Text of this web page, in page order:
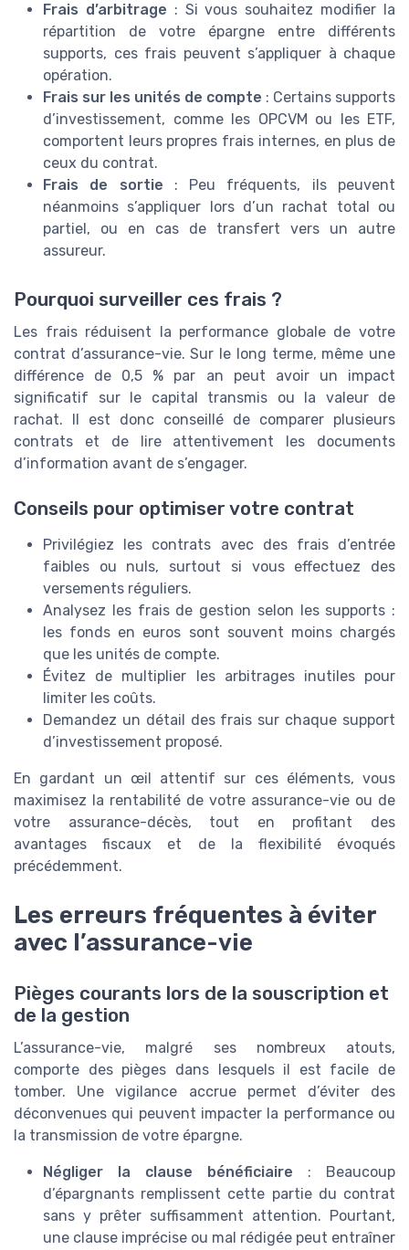
Frais d’arbitrage : Si vous souhaitez modifier la
répartition de votre épargne entre différents
supports, ces frais peuvent s’appliquer à chaque
opération.
Frais sur les unités de compte : Certains supports
d’investissement, comme les OPCVM ou les ETF,
comportent leurs propres frais internes, en plus de
ceux du contrat.
Frais de sortie : Peu fréquents, ils peuvent
néanmoins s’appliquer lors d’un rachat total ou
partiel, ou en cas de transfert vers un autre
assureur.
Pourquoi surveiller ces frais ?
Les frais réduisent la performance globale de votre
contrat d’assurance-vie. Sur le long terme, même une
différence de 0,5 % par an peut avoir un impact
significatif sur le capital transmis ou la valeur de
rachat. Il est donc conseillé de comparer plusieurs
contrats et de lire attentivement les documents
d’information avant de s’engager.
Conseils pour optimiser votre contrat
Privilégiez les contrats avec des frais d’entrée
faibles ou nuls, surtout si vous effectuez des
versements réguliers.
Analysez les frais de gestion selon les supports :
les fonds en euros sont souvent moins chargés
que les unités de compte.
Évitez de multiplier les arbitrages inutiles pour
limiter les coûts.
Demandez un détail des frais sur chaque support
d’investissement proposé.
En gardant un œil attentif sur ces éléments, vous
maximisez la rentabilité de votre assurance-vie ou de
votre assurance-décès, tout en profitant des
avantages fiscaux et de la flexibilité évoqués
précédemment.
Les erreurs fréquentes à éviter
avec l’assurance-vie
Pièges courants lors de la souscription et
de la gestion
L’assurance-vie, malgré ses nombreux atouts,
comporte des pièges dans lesquels il est facile de
tomber. Une vigilance accrue permet d’éviter des
déconvenues qui peuvent impacter la performance ou
la transmission de votre épargne.
Négliger la clause bénéficiaire : Beaucoup
d’épargnants remplissent cette partie du contrat
sans y prêter suffisamment attention. Pourtant,
une clause imprécise ou mal rédigée peut entraîner